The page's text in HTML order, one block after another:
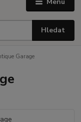
Hledat
Garage